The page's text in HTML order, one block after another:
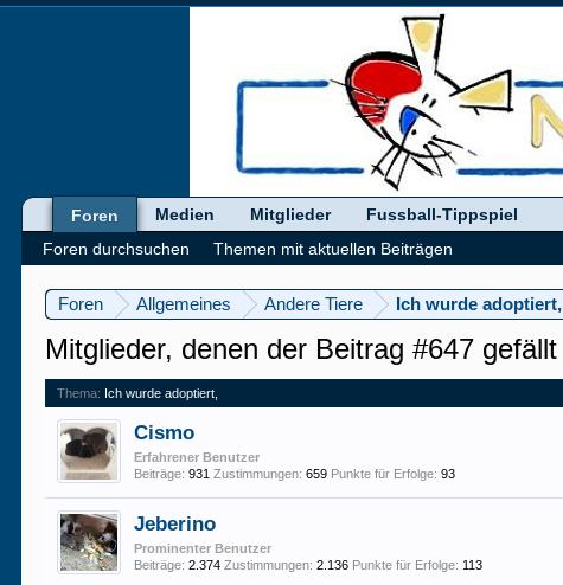
Foren Allgemeines Andere Tiere Ich wurde adoptiert,
Mitglieder, denen der Beitrag #647 gefällt
Thema: Ich wurde adoptiert,
Cismo
Erfahrener Benutzer
Beiträge: 931 Zustimmungen: 659 Punkte für Erfolge: 93
Jeberino
Prominenter Benutzer
Beiträge: 2.374 Zustimmungen: 2.136 Punkte für Erfolge: 113
Foren
Foren durchsuchen
Themen mit aktuellen Beiträgen
Medien Mitglieder Fussball-Tippspiel